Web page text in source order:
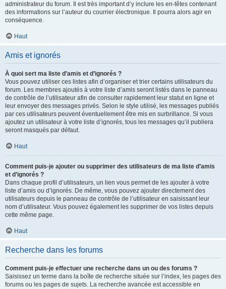
administrateur du forum. Il est très important d’y inclure les en-têtes contenant
des informations sur l’auteur du courrier électronique. Il pourra alors agir en
conséquence.
Haut
Amis et ignorés
À quoi sert ma liste d’amis et d’ignorés ?
Vous pouvez utiliser ces listes afin d’organiser et trier certains utilisateurs du
forum. Les membres ajoutés à votre liste d’amis seront listés dans le panneau
de contrôle de l’utilisateur afin de consulter rapidement leur statut en ligne et
leur envoyer des messages privés. Selon le style utilisé, les messages publiés
par ces utilisateurs peuvent éventuellement être mis en surbrillance. Si vous
ajoutez un utilisateur à votre liste d’ignorés, tous les messages qu’il publiera
seront masqués par défaut.
Haut
Comment puis-je ajouter ou supprimer des utilisateurs de ma liste d’amis
et d’ignorés ?
Dans chaque profil d’utilisateurs, un lien vous permet de les ajouter à votre
liste d’amis ou d’ignorés. De même, vous pouvez ajouter directement des
utilisateurs depuis le panneau de contrôle de l’utilisateur en saisissant leur
nom d’utilisateur. Vous pouvez également les supprimer de vos listes depuis
cette même page.
Haut
Recherche dans les forums
Comment puis-je effectuer une recherche dans un ou des forums ?
Saisissez un terme dans la boîte de recherche située sur l’index, les pages des
forums ou les pages de sujets. La recherche avancée est accessible en